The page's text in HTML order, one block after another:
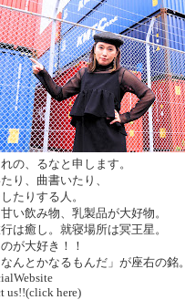
の、るなと申します。
り、曲書いたり、
たりする人。
い飲み物、乳製品が大好物。
は癒し。就寝場所は冥王星。
が大好き！！
なんとかなるもんだ」が座右の銘。
us!!(click here)